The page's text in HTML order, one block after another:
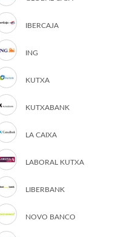
IBERCAJA
ING
KUTXA
KUTXABANK
LA CAIXA
LABORAL KUTXA
LIBERBANK
NOVO BANCO